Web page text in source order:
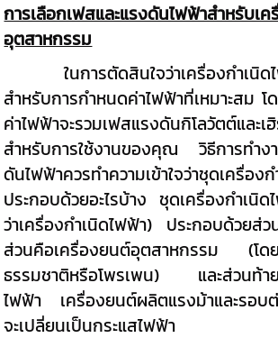
การเลือกเฟสและแรงดันไฟฟ้าสำหรับเ
อุตสาหกรรม
ในการตัดสินใจว่าเครื่องกำเนิด
สำหรับการกำหนดค่าไฟฟ้าที่เหมาะสม โ
ค่าไฟฟ้าจะรวมเฟสแรงดันกิโลวัตต์และ
สำหรับการใช้งานของคุณ วิธีการทำง
ดันไฟฟ้าควรทำความเข้าใจว่าชุดเครื่อง
ประกอบด้วยอะไรบ้าง ชุดเครื่องกำเนิ
ว่าเครื่องกำเนิดไฟฟ้า) ประกอบด้วยส่
ส่วนคือเครื่องยนต์อุตสาหกรรม (โดย
ธรรมชาติหรือโพรเพน) และส่วนท้าย
ไฟฟ้า เครื่องยนต์ผลิตแรงม้าและรอบ
จะเปลี่ยนเป็นกระแสไฟฟ้า